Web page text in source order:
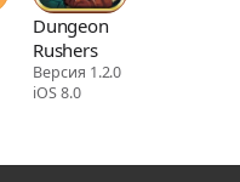
Dungeon
Rushers
Версия 1.2.0
iOS 8.0